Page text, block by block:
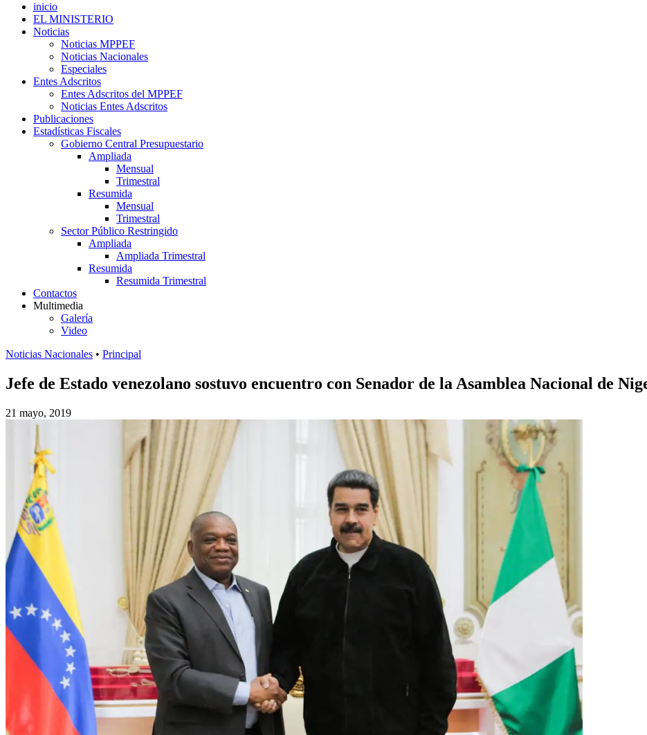
inicio
EL MINISTERIO
Noticias
Noticias MPPEF
Noticias Nacionales
Especiales
Entes Adscritos
Entes Adscritos del MPPEF
Noticias Entes Adscritos
Publicaciones
Estadísticas Fiscales
Gobierno Central Presupuestario
Ampliada
Mensual
Trimestral
Resumida
Mensual
Trimestral
Sector Público Restringido
Ampliada
Ampliada Trimestral
Resumida
Resumida Trimestral
Contactos
Multimedia
Galería
Video
Noticias Nacionales • Principal
Jefe de Estado venezolano sostuvo encuentro con Senador de la Asamblea Nacional de
21 mayo, 2019